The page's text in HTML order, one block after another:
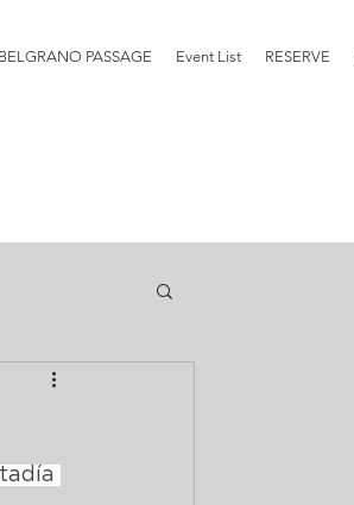
PASSAGE Event List RESERVE